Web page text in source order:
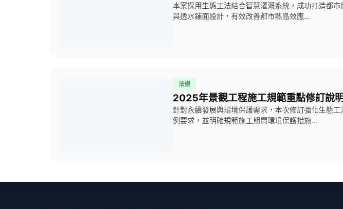
本案採用生態工法結合智慧灌溉系統，成功打造都
與透水鋪面設計，有效改善都市熱島效應...
法規
2025年景觀工程施工規範重點修訂說明
針對永續發展與環境保護需求，本次修訂強化生態
例要求，並明確規範施工期間環境保護措施...